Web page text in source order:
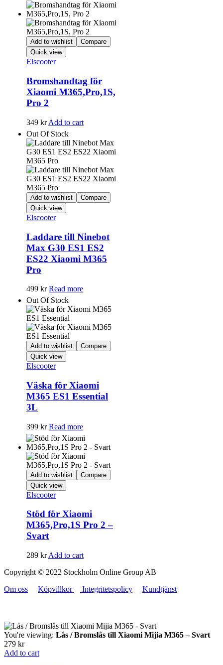
Add to wishlist
Compare
Quick view
Elscooter
Bromshandtag för
Xiaomi M365,Pro,1S,
Pro 2
349 kr Add to cart
Out Of Stock
Add to wishlist
Compare
Quick view
Elscooter
Laddare till Ninebot
Max G30 ES1 ES2
ES22 Xiaomi M365
Pro
499 kr Read more
Out Of Stock
Add to wishlist
Compare
Quick view
Elscooter
Väska för Xiaomi
M365 ES1 Essential
3L
399 kr Read more
Add to wishlist
Compare
Quick view
Elscooter
Stöd för Xiaomi
M365,Pro,1S Pro 2 –
Svart
289 kr Add to cart
Copyright © 2022 Stockholm Online Group AB
Om oss
Köpvillkor Integritetspolicy Kundtjänst
You're viewing: Lås / Bromslås till Xiaomi Mijia M365 – Svart
279 kr
Add to cart